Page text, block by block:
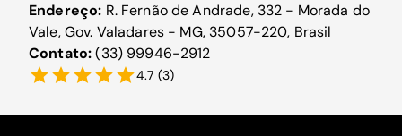
Endereço: R. Fernão de Andrade, 332 - Morada do
Vale, Gov. Valadares - MG, 35057-220, Brasil
Contato:(33) 99946-2912
4.7 (3)